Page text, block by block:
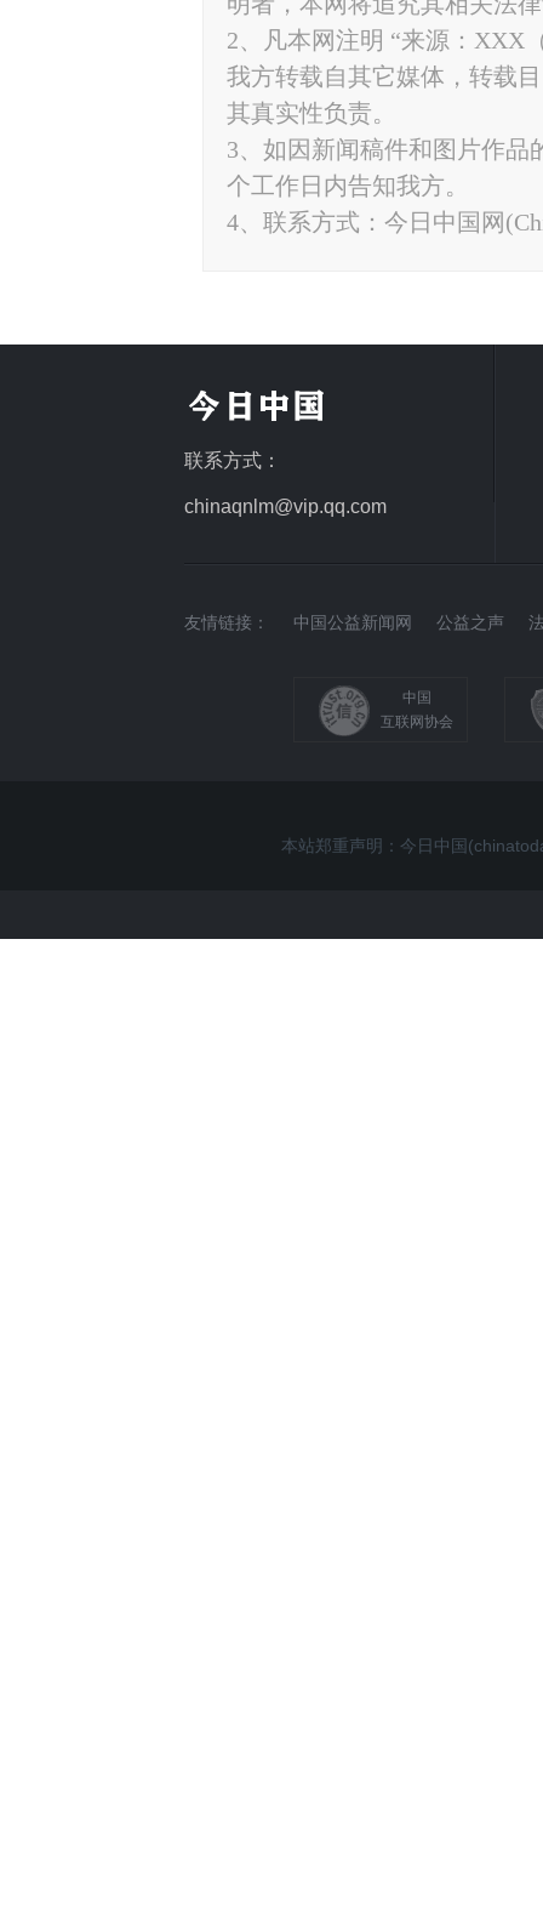
2、凡本网注明 “来源：XXX
我方转载自其它媒体，转载
其真实性负责。
3、如因新闻稿件和图片作品
个工作日内告知我方。
4、联系方式：今日中国网
联系方式：
chinaqnlm@vip.qq.com
友情链接： 中国公益新闻网 公益之声
中国
互联网协会
本站郑重声明：今日中国